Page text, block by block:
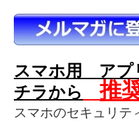
スマホ用 アプ
チラから
推
スマホのセキュリテ